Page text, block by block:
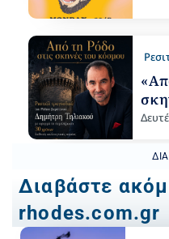
Διαβάστε
rhodes.com.gr